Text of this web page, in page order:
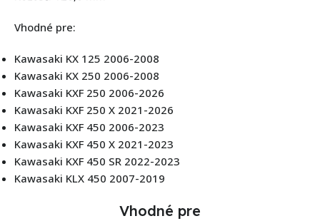
Vhodné pre:
Kawasaki KX 125 2006-2008
Kawasaki KX 250 2006-2008
Kawasaki KXF 250 2006-2026
Kawasaki KXF 250 X 2021-2026
Kawasaki KXF 450 2006-2023
Kawasaki KXF 450 X 2021-2023
Kawasaki KXF 450 SR 2022-2023
Kawasaki KLX 450 2007-2019
Vhodné pre